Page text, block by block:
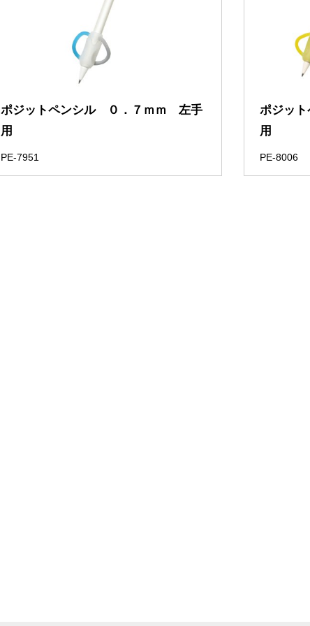
ポジットペンシル ０．７ｍｍ 左手
用
PE-7951
ポジッ
用
PE-8006